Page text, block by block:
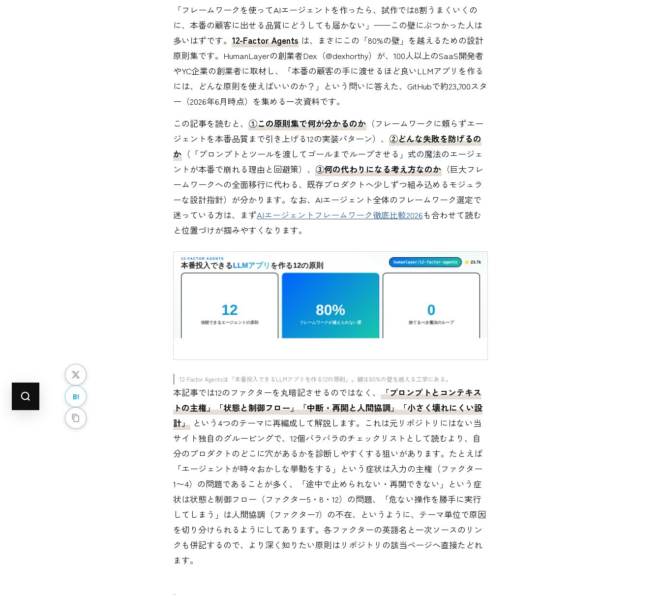
「フレームワークを使ってAIエージェントを作ったら、試作では8割うまくいくの
に、本番の顧客に出せる品質にどうしても届かない」——この壁にぶつかった人は
多いはずです。 12-Factor Agents は、まさにこの「80%の壁」を越えるための設計
原則集です。HumanLayerの創業者Dex（@dexhorthy）が、100人以上のSaaS開発者
やYC企業の創業者に取材し、「本番の顧客の手に渡せるほど良いLLMアプリを作る
には、どんな原則を使えばいいのか？」という問いに答えた、GitHubで約23,700スタ
ー（2026年6月時点）を集める一次資料です。
この記事を読むと、 ①この原則集で何が分かるのか （フレームワークに頼らずエー
ジェントを本番品質まで引き上げる12の実装パターン）、 ②どんな失敗を防げるの
か （「プロンプトとツールを渡してゴールまでループさせる」式の魔法のエージェ
ントが本番で崩れる理由と回避策）、 ③何の代わりになる考え方なのか （巨大フレ
ームワークへの全面移行に代わる、既存プロダクトへ少しずつ組み込めるモジュラ
ーな設計指針）が分かります。なお、AIエージェント全体のフレームワーク選定で
迷っている方は、まずAIエージェントフレームワーク徹底比較2026も合わせて読む
と位置づけが掴みやすくなります。
12-Factor Agentsは「本番投入できるLLMアプリを作る12の原則」。鍵は80%の壁を越える工学にある。
本記事では12のファクターを丸暗記させるのではなく、 「プロンプトとコンテキス
トの主権」「状態と制御フロー」「中断・再開と人間協調」「小さく壊れにくい設
計」 という4つのテーマに再編成して解説します。これは元リポジトリにはない当
サイト独自のグルーピングで、12個バラバラのチェックリストとして読むより、自
分のプロダクトのどこに穴があるかを診断しやすくする狙いがあります。たとえば
「エージェントが時々おかしな挙動をする」という症状は入力の主権（ファクター
1〜4）の問題であることが多く、「途中で止められない・再開できない」という症
状は状態と制御フロー（ファクター5・8・12）の問題、「危ない操作を勝手に実行
してしまう」は人間協調（ファクター7）の不在、というように、テーマ単位で原因
を切り分けられるようにしてあります。各ファクターの英語名と一次ソースのリン
クも併記するので、より深く知りたい原則はリポジトリの該当ページへ直接たどれ
ます。
B!